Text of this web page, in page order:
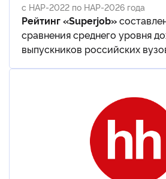
с НАР-2022 по НАР-2026 года
Рейтинг «Superjob»
сравнения среднего уровня
выпускников российских